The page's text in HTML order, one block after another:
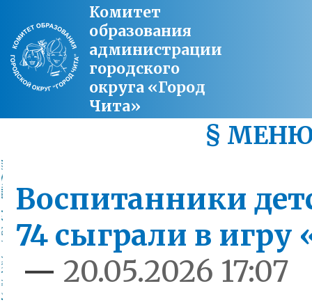
Комитет
образования
администрации
городского
округа «Город
Чита»
§
Воспитанники
74 сыграли в игру
— 20.05.2026 17:07